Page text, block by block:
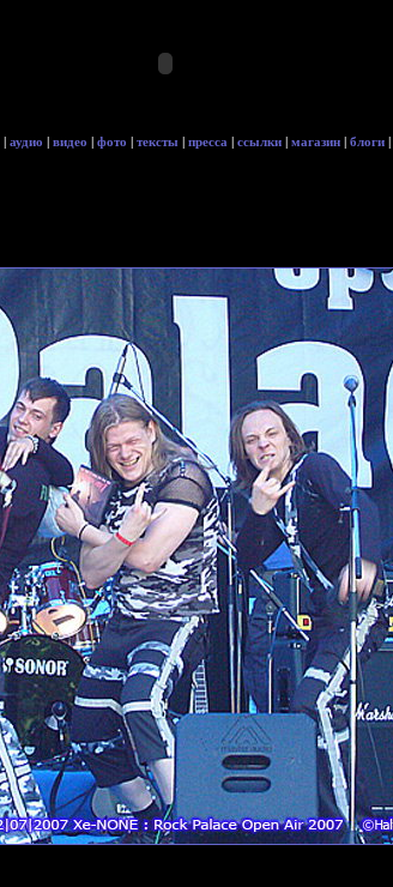
| аудио | видео | фото | тексты | пресса | ссылки | магазин | блоги |